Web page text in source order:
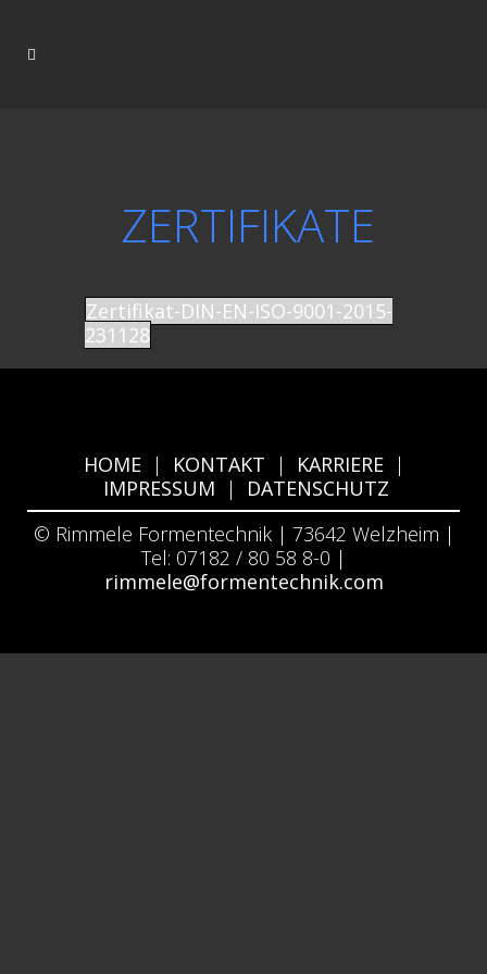
ZERTIFIKATE
Zertifikat-DIN-EN-ISO-9001-2015-
231128
HOME| KONTAKT | KARRIERE |
IMPRESSUM | DATENSCHUTZ
© Rimmele Formentechnik | 73642 Welzheim |
Tel: 07182 / 80 58 8-0 |
rimmele@formentechnik.com